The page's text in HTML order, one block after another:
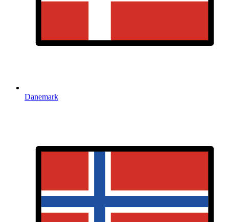
Danemark